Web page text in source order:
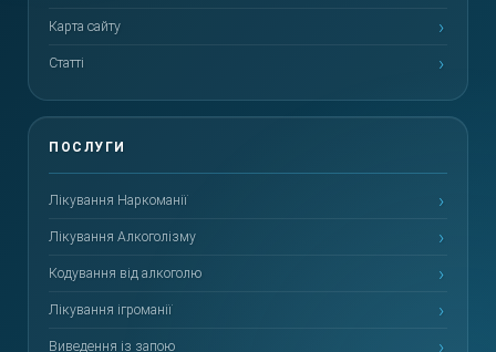
Карта сайту
Статті
Лікування Наркоманії
Лікування Алкоголізму
Кодування від алкоголю
Лікування ігроманії
Виведення із запою